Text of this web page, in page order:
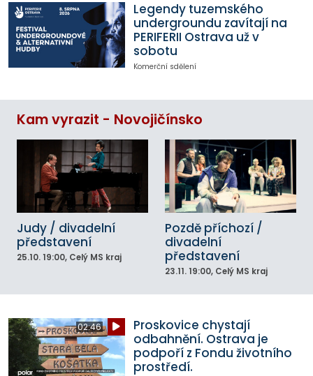
Legendy tuzemského
undergroundu zavítají na
PERIFERII Ostrava už v
sobotu
Komerční sdělení
Kam vyrazit - Novojičínsko
Judy / divadelní
představení
25.10. 19:00, Celý MS kraj
Pozdě příchozí /
divadelní
představení
23.11. 19:00, Celý MS kraj
02:46
Proskovice chystají
odbahnění. Ostrava je
podpoří z Fondu životního
prostředí.